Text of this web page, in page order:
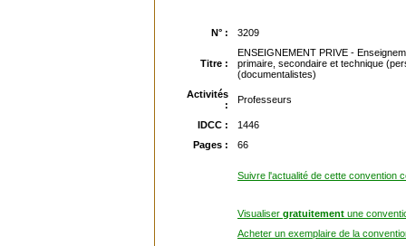
N° : 3209
Titre :
ENSEIGNEMENT PRIVE -
primaire, secondaire et technique
(documentalistes)
Activités
:
Professeurs
IDCC :
1446
Pages :
66
Suivre l'actualité de cette convention
Visualiser gratuitement une
Acheter un exemplaire de la